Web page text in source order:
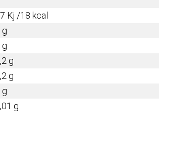
Kj /18 kcal
g
g
g
g
g
g